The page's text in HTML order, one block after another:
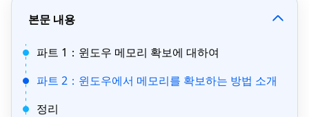
본문 내용
파트 1：윈도우 메모리 확보에 대하여
파트 2：윈도우에서 메모리를 확보하는 방법 소개
정리